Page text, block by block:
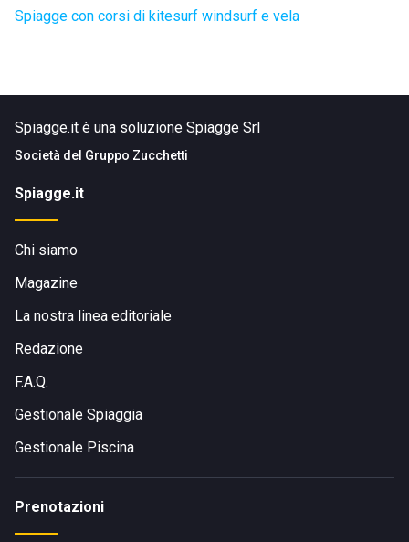
Spiagge con corsi di kitesurf windsurf e vela
Spiagge.it è una soluzione Spiagge Srl
Società del Gruppo Zucchetti
Spiagge.it
Chi siamo
Magazine
La nostra linea editoriale
Redazione
F.A.Q.
Gestionale Spiaggia
Gestionale Piscina
Prenotazioni